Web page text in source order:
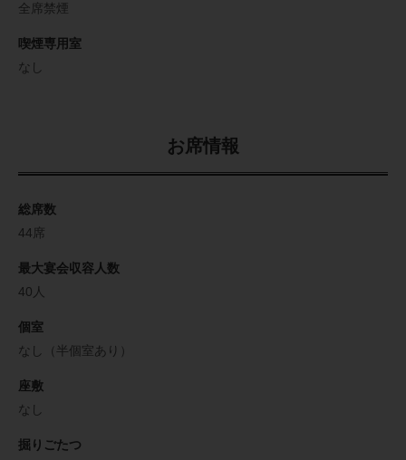
全席禁煙
喫煙専用室
なし
お席情報
総席数
44席
最大宴会収容人数
40人
個室
なし（半個室あり）
座敷
なし
掘りごたつ